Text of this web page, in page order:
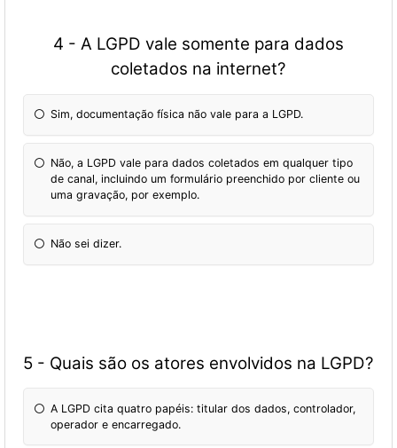
4 - A LGPD vale somente para dados
coletados na internet?
Sim, documentação física não vale para a LGPD.
Não, a LGPD vale para dados coletados em qualquer tipo
de canal, incluindo um formulário preenchido por cliente ou
uma gravação, por exemplo.
Não sei dizer.
5 - Quais são os atores envolvidos na LGPD?
A LGPD cita quatro papéis: titular dos dados, controlador,
operador e encarregado.